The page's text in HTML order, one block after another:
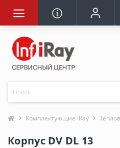
Комплектующие iRay
Корпус DV DL 13